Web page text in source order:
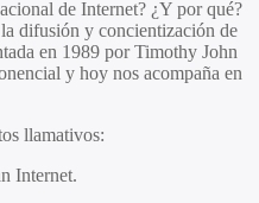
de Internet? ¿Y por qué?
difusión y concientización de
en 1989 por Timothy John
y hoy nos acompaña en
llamativos:
Internet.